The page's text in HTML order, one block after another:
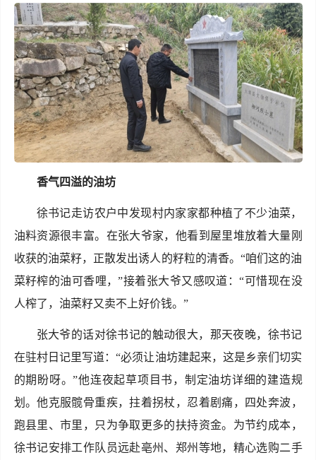
香气四溢的油坊
徐书记走访农户中发现村内家家都种植了不少油菜，
油料资源很丰富。在张大爷家，他看到屋里堆放着大量刚
收获的油菜籽，正散发出诱人的籽粒的清香。“咱们这的油
菜籽榨的油可香哩，”接着张大爷又感叹道：“可惜现在没
人榨了，油菜籽又卖不上好价钱。”
张大爷的话对徐书记的触动很大，那天夜晚，徐书记
在驻村日记里写道：“必须让油坊建起来，这是乡亲们切实
的期盼呀。”他连夜起草项目书，制定油坊详细的建造规
划。他克服髋骨重疾，拄着拐杖，忍着剧痛，四处奔波，
跑县里、市里，只为争取更多的扶持资金。为节约成本，
徐书记安排工作队员远赴亳州、郑州等地，精心选购二手